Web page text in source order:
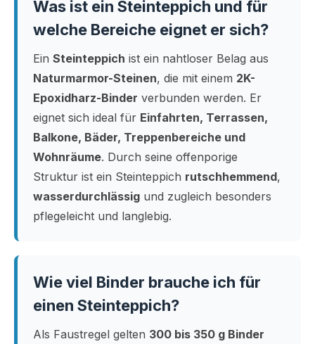
Was ist ein Steinteppich und für
welche Bereiche eignet er sich?
Ein Steinteppich ist ein nahtloser Belag aus
Naturmarmor-Steinen, die mit einem 2K-
Epoxidharz-Binder verbunden werden. Er
eignet sich ideal für Einfahrten, Terrassen,
Balkone, Bäder, Treppenbereiche und
Wohnräume. Durch seine offenporige
Struktur ist ein Steinteppich rutschhemmend,
wasserdurchlässig und zugleich besonders
pflegeleicht und langlebig.
Wie viel Binder brauche ich für
einen Steinteppich?
Als Faustregel gelten 300 bis 350 g Binder